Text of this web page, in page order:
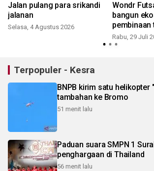
Jalan pulang para srikandi
jalanan
Selasa, 4 Agustus 2026
Wondr
bangun
pembinaan
Rabu, 29 Juli
Terpopuler - Kesra
BNPB kirim satu helikopter
tambahan ke Bromo
51 menit lalu
Paduan suara SMPN 1
penghargaan di Thailand
56 menit lalu